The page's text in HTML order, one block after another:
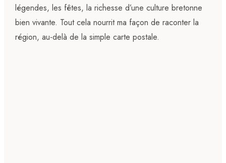
légendes, les fêtes, la richesse d’une culture bretonne
bien vivante. Tout cela nourrit ma façon de raconter la
région, au-delà de la simple carte postale.